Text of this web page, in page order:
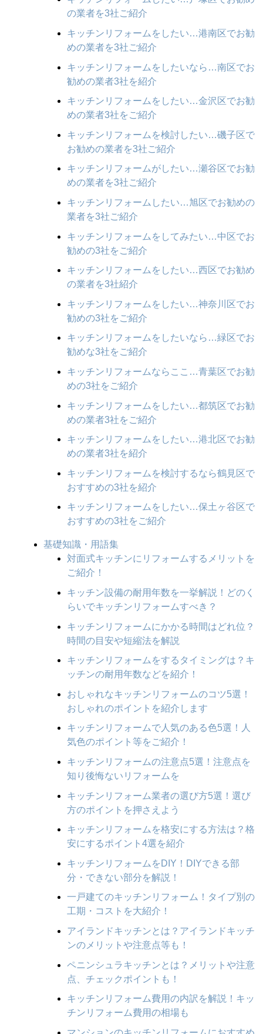
の業者を3社ご紹介
キッチンリフォームをしたい…港南区でお勧
めの業者を3社ご紹介
キッチンリフォームをしたいなら…南区でお
勧めの業者3社を紹介
キッチンリフォームをしたい…金沢区でお勧
めの業者3社をご紹介
キッチンリフォームを検討したい…磯子区で
お勧めの業者を3社ご紹介
キッチンリフォームがしたい…瀬谷区でお勧
めの業者を3社ご紹介
キッチンリフォームしたい…旭区でお勧めの
業者を3社ご紹介
キッチンリフォームをしてみたい…中区でお
勧めの3社をご紹介
キッチンリフォームをしたい…西区でお勧め
の業者を3社紹介
キッチンリフォームをしたい…神奈川区でお
勧めの3社をご紹介
キッチンリフォームをしたいなら…緑区でお
勧めな3社をご紹介
キッチンリフォームならここ…青葉区でお勧
めの3社をご紹介
キッチンリフォームをしたい…都筑区でお勧
めの業者3社をご紹介
キッチンリフォームをしたい…港北区でお勧
めの業者3社を紹介
キッチンリフォームを検討するなら鶴見区で
おすすめの3社を紹介
キッチンリフォームをしたい…保土ヶ谷区で
おすすめの3社をご紹介
基礎知識・用語集
対面式キッチンにリフォームするメリットを
ご紹介！
キッチン設備の耐用年数を一挙解説！どのく
らいでキッチンリフォームすべき？
キッチンリフォームにかかる時間はどれ位？
時間の目安や短縮法を解説
キッチンリフォームをするタイミングは？キ
ッチンの耐用年数などを紹介！
おしゃれなキッチンリフォームのコツ5選！
おしゃれのポイントを紹介します
キッチンリフォームで人気のある色5選！人
気色のポイント等をご紹介！
キッチンリフォームの注意点5選！注意点を
知り後悔ないリフォームを
キッチンリフォーム業者の選び方5選！選び
方のポイントを押さえよう
キッチンリフォームを格安にする方法は？格
安にするポイント4選を紹介
キッチンリフォームをDIY！DIYできる部
分・できない部分を解説！
一戸建てのキッチンリフォーム！タイプ別の
工期・コストを大紹介！
アイランドキッチンとは？アイランドキッチ
ンのメリットや注意点等も！
ペニンシュラキッチンとは？メリットや注意
点、チェックポイントも！
キッチンリフォーム費用の内訳を解説！キッ
チンリフォーム費用の相場も
マンションのキッチンリフォームにおすすめ